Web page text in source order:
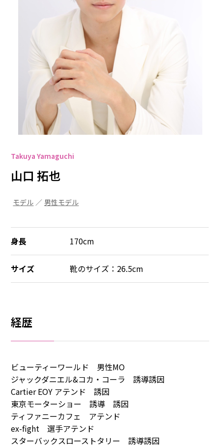
Takuya Yamaguchi
山口 拓也
モデル ／ 男性モデル
身長 170cm
サイズ 靴のサイズ：26.5cm
経歴
ビューティーワールド 男性MO
ジャックダニエル&コカ・コーラ 誘導誘因
Cartier EOY アテンド 誘因
東京モーターショー 誘導 誘因
ティファニーカフェ アテンド
ex-fight 選手アテンド
スターバックスローストタリー 誘導誘因